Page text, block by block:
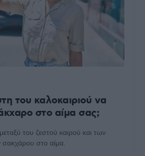
του καλοκαιριού να
στο αίμα σας;
του ζεστού καιρού και των
στο αίμα.